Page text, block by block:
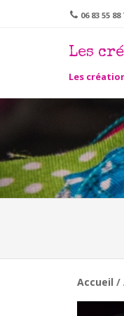
06 83 55 88
Les
Les
Accueil /